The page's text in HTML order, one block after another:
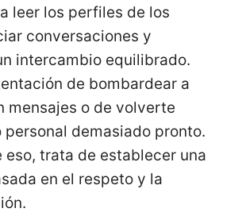
leer los perfiles de los
conversaciones y
intercambio equilibrado.
de bombardear a
mensajes o de volverte
personal demasiado pronto.
eso, trata de establecer una
en el respeto y la